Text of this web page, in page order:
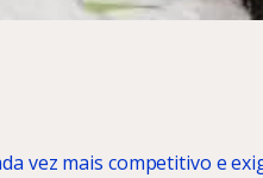
vez mais competitivo e